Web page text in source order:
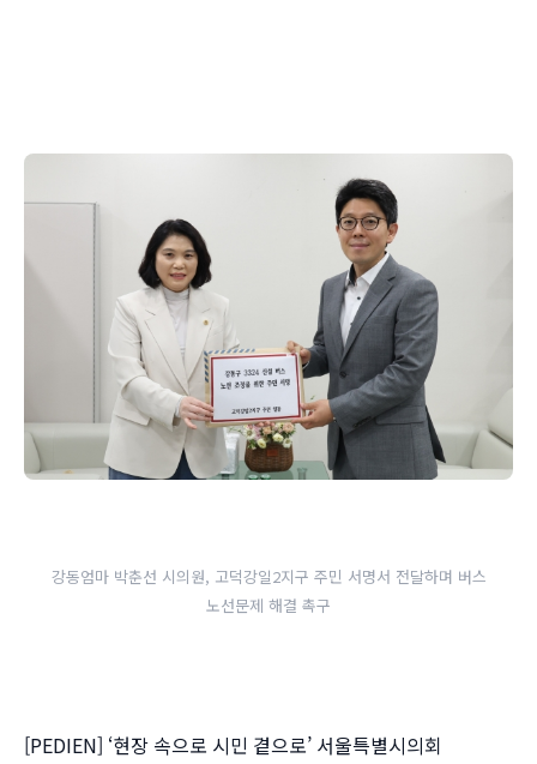
강동엄마 박춘선 시의원, 고덕강일2지구 주민 서명서 전달하며 버스
노선문제 해결 촉구
[PEDIEN] ‘현장 속으로 시민 곁으로’ 서울특별시의회